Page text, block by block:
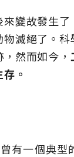
變故發生
滅絕了。
然而如今，
。
有一個典型